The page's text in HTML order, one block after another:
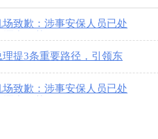
场致歉：涉事安保人员已处
理提3条重要路径，引领东
场致歉：涉事安保人员已处